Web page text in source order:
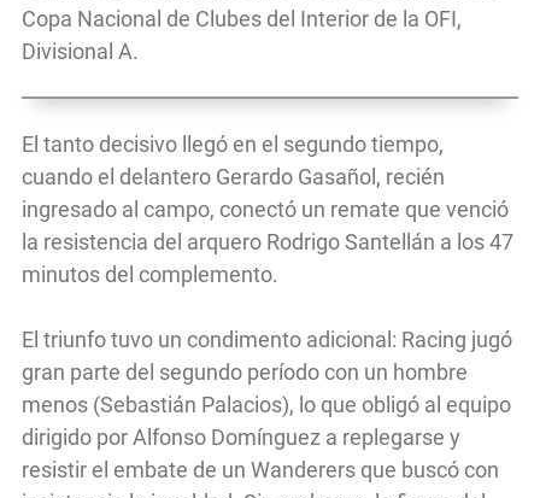
Copa Nacional de Clubes del Interior de la OFI,
Divisional A.
El tanto decisivo llegó en el segundo tiempo,
cuando el delantero Gerardo Gasañol, recién
ingresado al campo, conectó un remate que venció
la resistencia del arquero Rodrigo Santellán a los 47
minutos del complemento.
El triunfo tuvo un condimento adicional: Racing jugó
gran parte del segundo período con un hombre
menos (Sebastián Palacios), lo que obligó al equipo
dirigido por Alfonso Domínguez a replegarse y
resistir el embate de un Wanderers que buscó con